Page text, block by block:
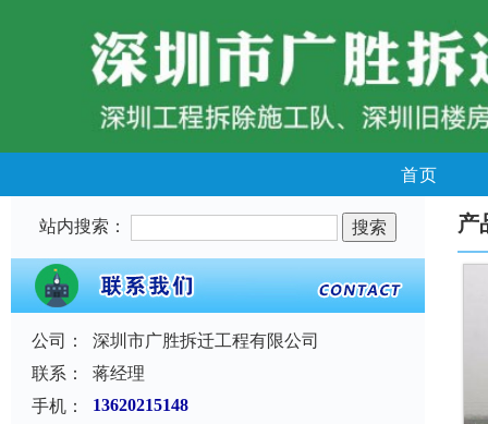
首页
站内搜索：
公司：
深圳市广胜拆迁工程有限公司
联系：
蒋经理
手机：
13620215148
产